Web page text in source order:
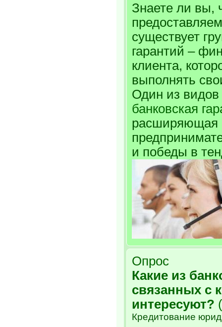
Знаете ли вы,
существует
гарантий –
клиента,
выполнять
Один из видов
банковская
расширяющая
и победы в
Опрос
Какие из
связанных с
интересуют?
Кредитование